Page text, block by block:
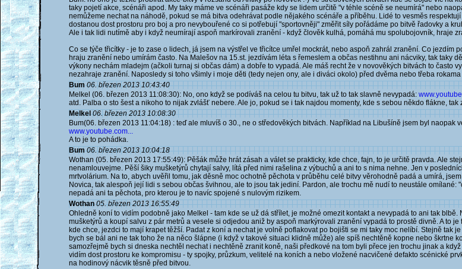
taky pojetí akce, scénáři apod. My taky máme ve scénáři pasáže kdy se lidem určitě "v téhle scéně se neumírá" nebo
nemůžeme nechat na náhodě, pokud se má bitva odehrávat podle nějakého scénáře a příběhu. Lidé to vesměs
dostanou dost prostoru pro boj a pro nevybouřené co si potřebují "sportovněji" změřit síly pořádáme po bitvě řadovky a
Ale i tak lidi nutímě aby i když neumírají aspoň markírovali zranění - když člověk kulhá, pomáhá mu spolubojovník, hraje
Co se týče třicítky - je to zase o lidech, já jsem na výstřel ve třicítce umřel mockrát, nebo aspoň zahrál zranění. Co jezdím
hraju zranění nebo umírám často. Na Malešov na 15.st. jezdívám léta s řemeslem a občas nestihnu ani nácviky, tak taky
výkony nechám mladejm (ačkoli turnaj si občas dám) a dobře to vypadá. Ale máš recht že v novověkých bitvách to často
nezahraje zranění. Naposledy si toho všimly i moje děti (tedy nejen ony, ale i diváci okolo) před dvěma nebo třeba
Bum 06. březen 2013 10:43:40
Melkel (06. březen 2013 11:08:30): No, ono když se podíváš na celou tu bitvu, tak už to tak slavně nevypadá:
atd. Palba o sto šest a nikoho to nijak zvlášť nebere. Ale jo, pokud se i tak najdou momenty, kde s sebou někdo flákne,
Melkel 06. březen 2013 10:08:30
Bum(06. březen 2013 11:04:18) : teď ale mluvíš o 30., ne o středověkých bitvách. Například na Libušíně jsem byl naopak
www.youtube.com...
A to je to pohádka.
Bum 06. březen 2013 10:04:18
Wothan (05. březen 2013 17:55:49): Pěšák může hrát zásah a válet se prakticky, kde chce, fajn, to je určitě pravda. Ale
nenamlouvejme. Pěší šiky mušketýrů chytají salvy, lítá před nimi rašelina z výbuchů a ani to s nima nehne. Jen v
mrtvolárium. Na to, abych uvěřil tomu, jak děsně moc ochotně pěchota v průběhu celé bitvy věrohodně padá a umírá,
Novica, tak alespoň její lidi s sebou občas švihnou, ale to jsou tak jediní. Pardon, ale trochu mě nudí to neustále omílané:
nepadá ani ta pěchota, pro kterou je to navíc spojené s nulovým rizikem.
Wothan 05. březen 2013 16:55:49
Ohledně koní to vidím podobně jako Melkel - tam kde se už dá střílet, je možné omezit kontakt a nevypadá to ani tak
mušketýrů a koupí salvu z pár metrů a vesele si odjedou aniž by aspoň markýrovali zranění vypadá to prostě divně. A to
kde chce, jezdci to mají krapet těžší. Padat z koní a nechat je volně poflakovat po bojišti se mi taky moc nelíbí. Stejně tak
bych se bál ani ne tak toho že na něco šlápne (i když v takové situaci klidně může) ale spíš nechtěně kopne nebo škrtne
samozřejmě bych si dneska nechtěl nechat i nechtěně zranit koně, naši předkové na tom byli přece jen trochu jinak a
vidím dost prostoru ke kompromisu - ty spojky, průzkum, velitelé na koních a nebo vložené nacvičené defakto scénické
na hodinový nácvik těsně před bitvou.